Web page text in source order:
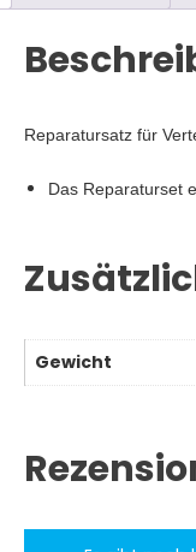
Reparatursatz für
Das
Gewicht